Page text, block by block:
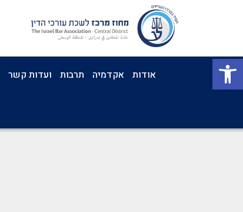
פתח סרגל נגישות אודות אקדמיה תרבות ועדות קשר